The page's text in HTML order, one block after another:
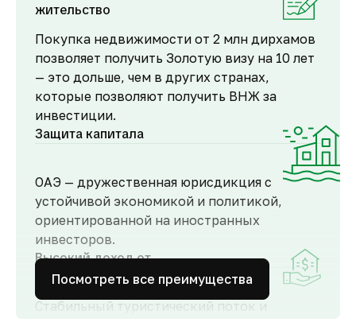
жительство
Покупка недвижимости от 2 млн дирхамов
позволяет получить Золотую визу на 10 лет
— это дольше, чем в других странах,
которые позволяют получить ВНЖ за
инвестиции.
Защита капитала
ОАЭ — дружественная юрисдикция с
устойчивой экономикой и политикой,
ориентированной на иностранных
инвесторов.
Высокий доход от
аренды
Стабильный туристический поток и
Посмотреть все преимущества